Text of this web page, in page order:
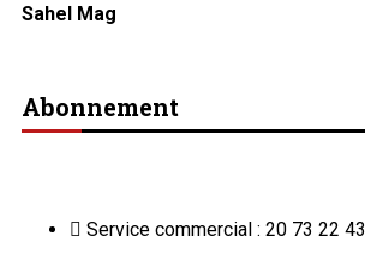
Sahel Mag
Abonnement
Service commercial : 20 73 22 43